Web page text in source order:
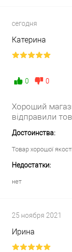
сегодня
Катерина
0 0
Хороший
відправили
Достоинства:
Товар хорошої якості.
Недостатки:
нет
25 ноября 2021
Ирина